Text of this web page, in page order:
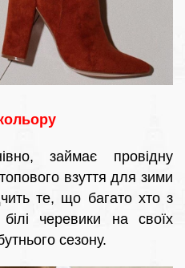
займає провідну
взуття для зими
те, що багато хто з
черевики на своїх
сезону.